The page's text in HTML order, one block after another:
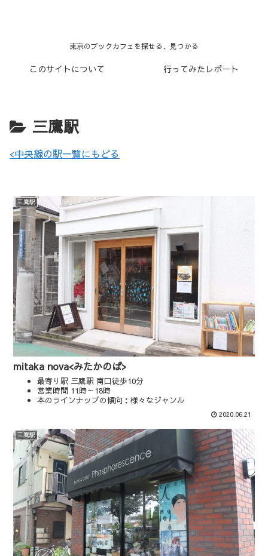
東京のブックカフェを探せる、見つかる
このサイトについて 行ってみたレポート
三鷹駅
<中央線の駅一覧にもどる
三鷹駅
mitaka nova<みたかのば>
最寄り駅 三鷹駅 南口徒歩10分
営業時間 11時～18時
本のラインナップの傾向：様々なジャンル
2020.06.21
三鷹駅